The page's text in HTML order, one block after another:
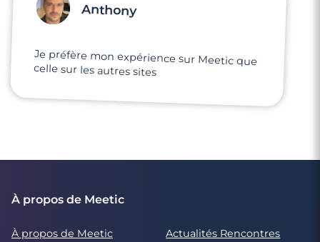
Anthony
Je préfère mon expérience sur Meetic que
celle sur les autres sites
À propos de Meetic
À propos de Meetic
Actualités Rencontres